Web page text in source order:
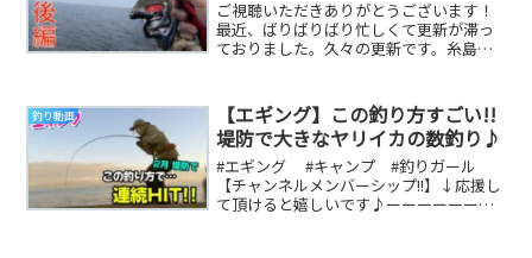
ご視聴いただきありがとうございます！
最近、ばりばりばり忙しくて更新が滞っ
ておりました。久々の更新です。糸島の
釣り動画
【エギング】この釣り方すごい!!
堤防で大きなヤリイカの数釣り♪
#エギング #キャンプ #釣りガール
【チャンネルメンバーシップ!!】↓応援し
て頂けると嬉しいです♪ーーーーーーー